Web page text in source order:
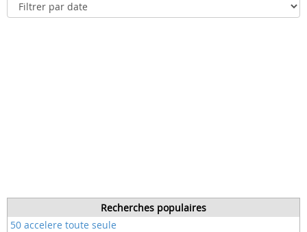
Recherches populaires
50 accelere toute seule